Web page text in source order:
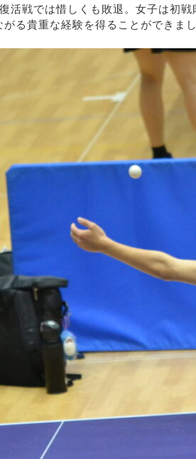
戦では惜しくも敗退。女子は初戦
る貴重な経験を得ることができま